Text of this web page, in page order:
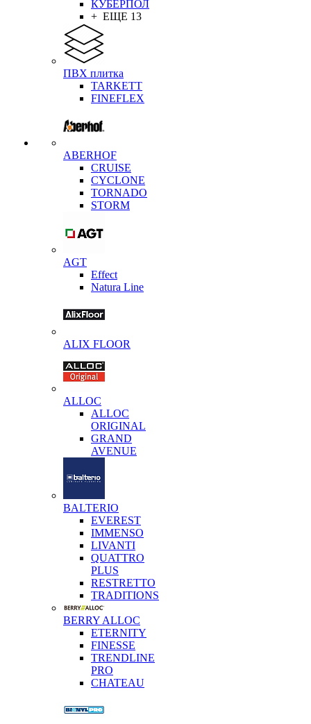
КУБЕРПОЛ
+ ЕЩЕ 13
ПВХ плитка
TARKETT
FINEFLEX
ABERHOF
CRUISE
CYCLONE
TORNADO
STORM
AGT
Effect
Natura Line
ALIX FLOOR
ALLOC
ALLOC
ORIGINAL
GRAND
AVENUE
BALTERIO
EVEREST
IMMENSO
LIVANTI
QUATTRO
PLUS
RESTRETTO
TRADITIONS
BERRY ALLOC
ETERNITY
FINESSE
TRENDLINE
PRO
CHATEAU